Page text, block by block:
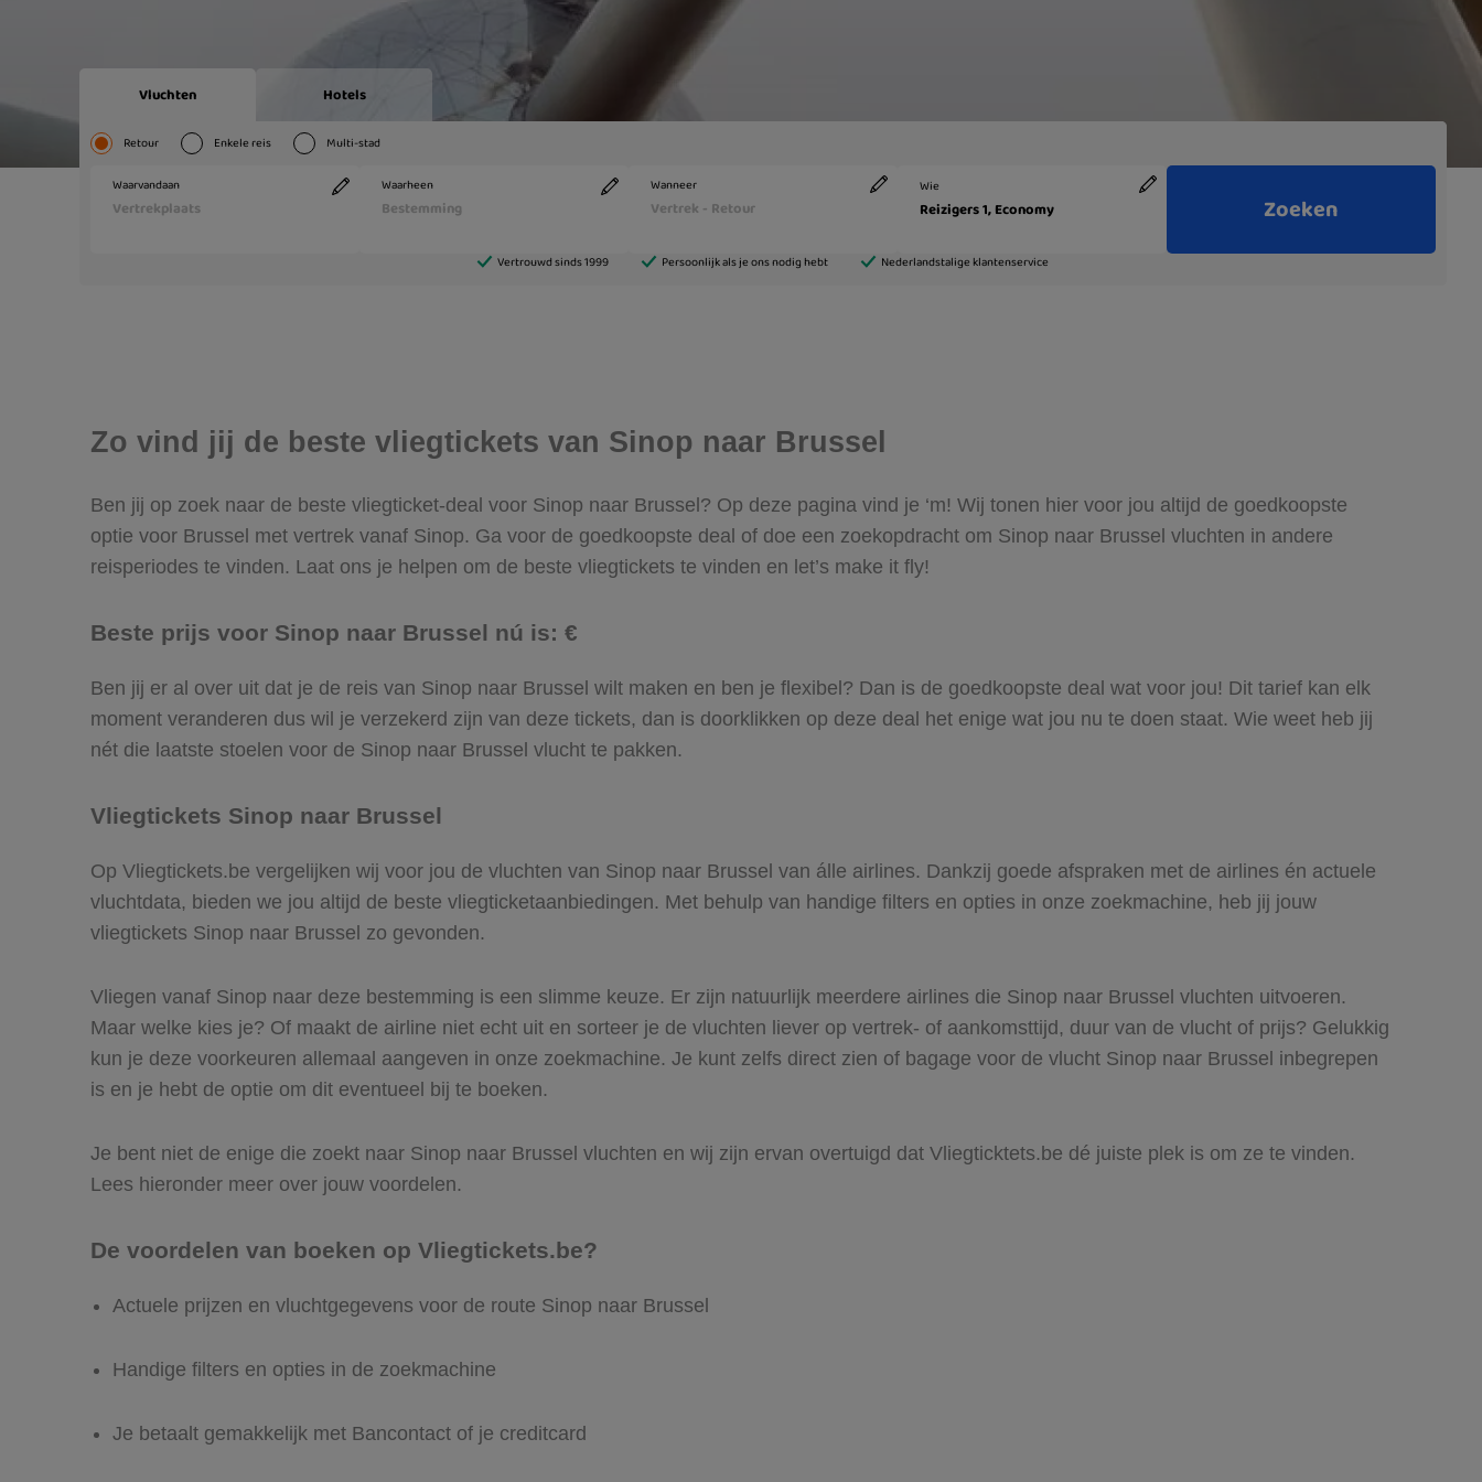
Zo vind jij de beste vliegtickets van Sinop naar Brussel
Ben jij op zoek naar de beste vliegticket-deal voor Sinop naar Brussel? Op deze pagina vind je ‘m! Wij tonen hier voor jou altijd de goedkoopste
optie voor Brussel met vertrek vanaf Sinop. Ga voor de goedkoopste deal of doe een zoekopdracht om Sinop naar Brussel vluchten in andere
reisperiodes te vinden. Laat ons je helpen om de beste vliegtickets te vinden en let’s make it fly!
Beste prijs voor Sinop naar Brussel nú is: €
Ben jij er al over uit dat je de reis van Sinop naar Brussel wilt maken en ben je flexibel? Dan is de goedkoopste deal wat voor jou! Dit tarief kan elk
moment veranderen dus wil je verzekerd zijn van deze tickets, dan is doorklikken op deze deal het enige wat jou nu te doen staat. Wie weet heb jij
nét die laatste stoelen voor de Sinop naar Brussel vlucht te pakken.
Vliegtickets Sinop naar Brussel
Op Vliegtickets.be vergelijken wij voor jou de vluchten van Sinop naar Brussel van álle airlines. Dankzij goede afspraken met de airlines én actuele
vluchtdata, bieden we jou altijd de beste vliegticketaanbiedingen. Met behulp van handige filters en opties in onze zoekmachine, heb jij jouw
vliegtickets Sinop naar Brussel zo gevonden.
Vliegen vanaf Sinop naar deze bestemming is een slimme keuze. Er zijn natuurlijk meerdere airlines die Sinop naar Brussel vluchten uitvoeren.
Maar welke kies je? Of maakt de airline niet echt uit en sorteer je de vluchten liever op vertrek- of aankomsttijd, duur van de vlucht of prijs? Gelukkig
kun je deze voorkeuren allemaal aangeven in onze zoekmachine. Je kunt zelfs direct zien of bagage voor de vlucht Sinop naar Brussel inbegrepen
is en je hebt de optie om dit eventueel bij te boeken.
Je bent niet de enige die zoekt naar Sinop naar Brussel vluchten en wij zijn ervan overtuigd dat Vliegticktets.be dé juiste plek is om ze te vinden.
Lees hieronder meer over jouw voordelen.
De voordelen van boeken op Vliegtickets.be?
Actuele prijzen en vluchtgegevens voor de route Sinop naar Brussel
Handige filters en opties in de zoekmachine
Je betaalt gemakkelijk met Bancontact of je creditcard